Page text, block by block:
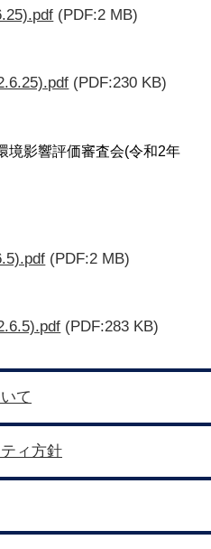
(PDF:2 MB)
(PDF:230 KB)
境影響評価審査会(令和2年
(PDF:2 MB)
(PDF:283 KB)
て
ィ方針